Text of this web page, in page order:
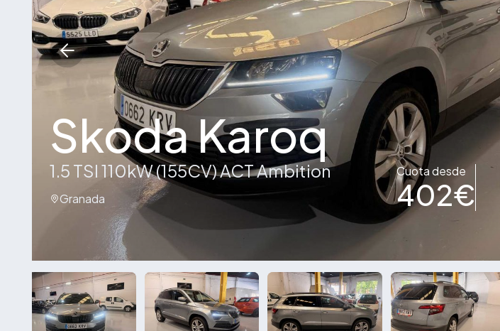
Skoda Karoq
1.5 TSI 110kW (155CV) ACT Ambition
Granada
Cuota desde
402€